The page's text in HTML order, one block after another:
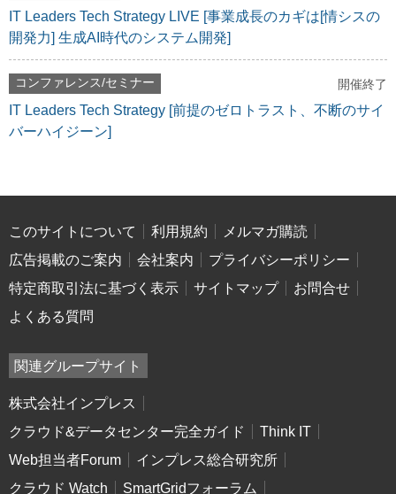
IT Leaders Tech Strategy LIVE [事業成長のカギは[情シスの
開発力] 生成AI時代のシステム開発]
コンファレンス/セミナー 開催終了
IT Leaders Tech Strategy [前提のゼロトラスト、不断のサイ
バーハイジーン]
このサイトについて 利用規約
メルマガ購読
広告掲載のご案内
会社案内
プライバシーポリシー
特定商取引法に基づく表示
サイトマップ
お問合せ
よくある質問
関連グループサイト
株式会社インプレス
クラウド&データセンター完全ガイド
Think IT
Web担当者Forum
インプレス総合研究所
クラウド Watch
SmartGridフォーラム